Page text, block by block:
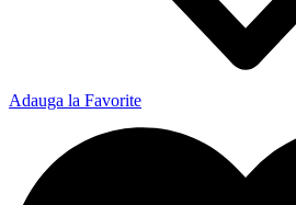
Adauga la Favorite